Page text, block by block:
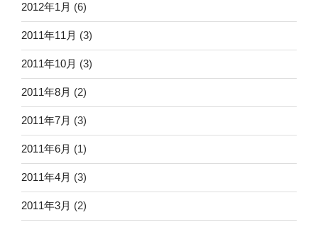
2012年1月 (6)
2011年11月 (3)
2011年10月 (3)
2011年8月 (2)
2011年7月 (3)
2011年6月 (1)
2011年4月 (3)
2011年3月 (2)